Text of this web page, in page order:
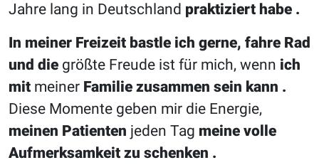
Jahre lang in Deutschland praktiziert habe .
In meiner Freizeit bastle ich gerne, fahre Rad
und die größte Freude ist für mich, wenn ich
mit meiner Familie zusammen sein kann .
Diese Momente geben mir die Energie,
meinen Patienten jeden Tag meine volle
Aufmerksamkeit zu schenken .